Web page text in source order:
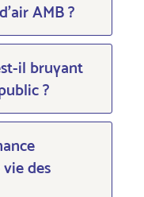
AMB ?
il bruyant
?
des